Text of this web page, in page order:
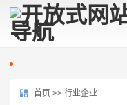
首页 >> 行业企业